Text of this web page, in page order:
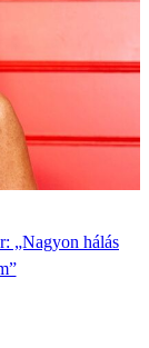
„Nagyon hálás